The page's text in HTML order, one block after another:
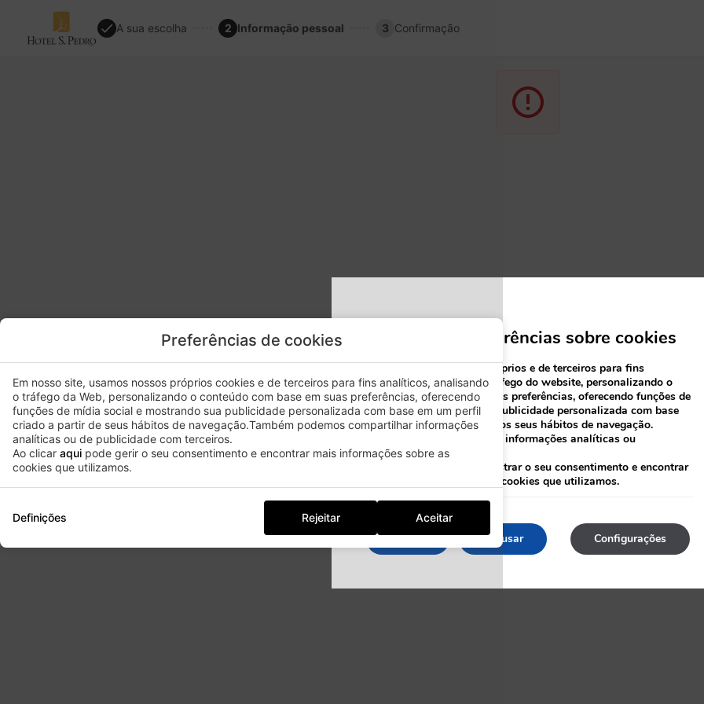
A sua escolha 2 Informação pessoal 3 Confirmação
Administrar preferências sobre cookies
Este site utiliza cookies próprios e de terceiros para fins
analíticos, analisando o tráfego do website, personalizando o
conteúdo com base nas suas preferências, oferecendo funções de
social media e mostrando publicidade personalizada com base
num perfil criado a partir dos seus hábitos de navegação.
Também podemos partilhar informações analíticas ou
publicitárias com terceiros.
pode administrar o seu consentimento e encontrar
mais informações sobre os cookies que utilizamos.
Aceitar Configurações
Recusar
Preferências de cookies
Em nosso site, usamos nossos próprios cookies e de terceiros para fins analíticos, analisando
o tráfego da Web, personalizando o conteúdo com base em suas preferências, oferecendo
funções de mídia social e mostrando sua publicidade personalizada com base em um perfil
criado a partir de seus hábitos de navegação.Também podemos compartilhar informações
analíticas ou de publicidade com terceiros.
Ao clicar aqui pode gerir o seu consentimento e encontrar mais informações sobre as
cookies que utilizamos.
Definições Rejeitar Aceitar